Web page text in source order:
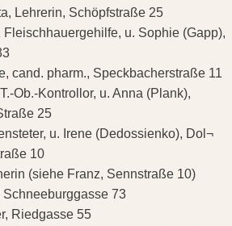
Lehrerin, Schöpfstraße 25
u. Sophie (Gapp),
cand. pharm., Speckbacherstraße 11
Ob.-Kontrollor, u. Anna (Plank),
25
u. Irene (Dedossienko), Dol¬
10
(siehe Franz, Sennstraße 10)
73
Riedgasse 55